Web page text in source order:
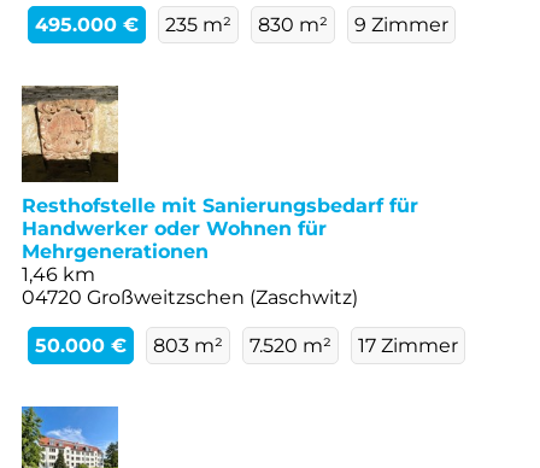
495.000 € 235 m² 830 m² 9 Zimmer
Resthofstelle mit Sanierungsbedarf für
Handwerker oder Wohnen für
Mehrgenerationen
1,46 km
04720 Großweitzschen (Zaschwitz)
50.000 € 803 m² 7.520 m² 17 Zimmer